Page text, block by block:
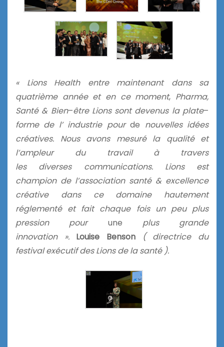
« Lions Health entre maintenant dans sa
quatrième année et en ce moment, Pharma,
Santé & Bien–être Lions sont devenus la plate–
forme de l’ industrie pourde nouvelles idées
créatives. Nous avons mesuré la qualité et
l’ampleur du travail à
travers
les diverses communications. Lions est
champion de l’association santé & excellence
créative dans ce domaine hautement
réglementé et fait chaque fois un peu plus
pression pourune plus grande
innovation ».
Louise Benson
( directrice du
festival exécutif des Lions de la santé ).